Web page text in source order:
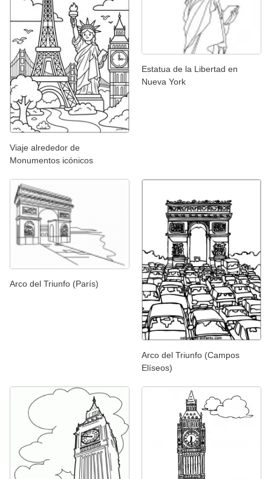
Viaje alrededor de
Monumentos icónicos
Estatua de la Libertad en
Nueva York
Arco del Triunfo (París)
Arco del Triunfo (Campos
Elíseos)